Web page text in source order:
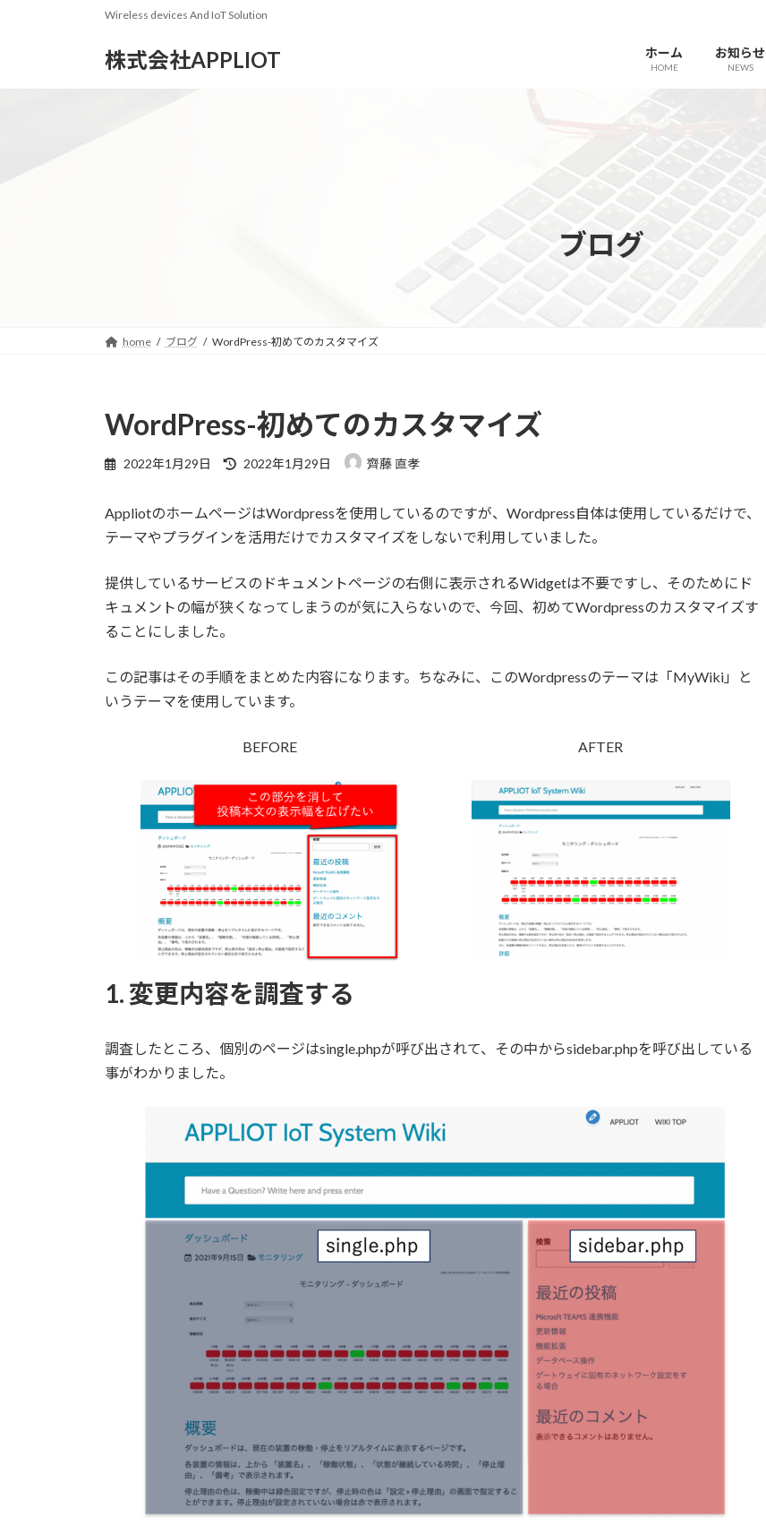
Wireless devices And IoT Solution
株式会社APPLIOT ホーム
HOME
お知らせ
NEWS
ブログ
home ブログ WordPress-初めてのカスタマイズ
WordPress-初めてのカスタマイズ
2022年1月29日
最
新
日
2022年1月29日 齊藤 直孝
AppliotのホームページはWordpressを使用しているのですが、Wordpress自体は使用しているだけで、
テーマやプラグインを活用だけでカスタマイズをしないで利用していました。
提供しているサービスのドキュメントページの右側に表示されるWidgetは不要ですし、そのためにド
キュメントの幅が狭くなってしまうのが気に入らないので、今回、初めてWordpressのカスタマイズす
ることにしました。
この記事はその手順をまとめた内容になります。ちなみに、このWordpressのテーマは「MyWiki」と
いうテーマを使用しています。
BEFORE AFTER
1. 変更内容を調査する
調査したところ、個別のページはsingle.phpが呼び出されて、その中からsidebar.phpを呼び出している
事がわかりました。